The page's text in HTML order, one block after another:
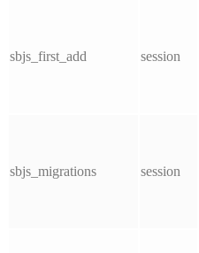
sbjs_first_add session
sbjs_migrations session